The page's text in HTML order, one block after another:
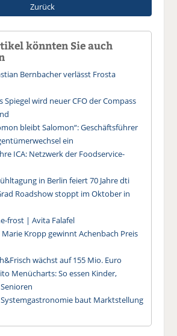
Zurück
könnten Sie auch
Bernbacher verlässt Frosta
Spiegel wird neuer CFO der Compass
bleibt Salomon“: Geschäftsführer
ein
ICA: Netzwerk der Foodservice-
in Berlin feiert 70 Jahre dti
Roadshow stoppt im Oktober in
frost | Avita Falafel
Marie Kropp gewinnt Achenbach Preis
wächst auf 155 Mio. Euro
Menücharts: So essen Kinder,
Systemgastronomie baut Marktstellung